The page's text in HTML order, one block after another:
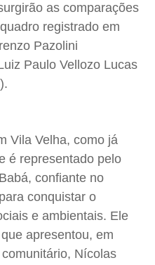
as comparações
registrado em
Pazolini
Paulo Vellozo Lucas
Vila Velha, como já
é representado pelo
confiante no
conquistar o
e ambientais. Ele
apresentou, em
Nícolas